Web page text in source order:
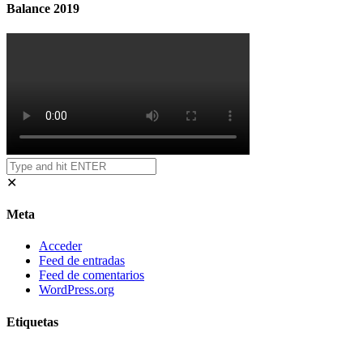
Balance 2019
✕
Meta
Acceder
Feed de entradas
Feed de comentarios
WordPress.org
Etiquetas